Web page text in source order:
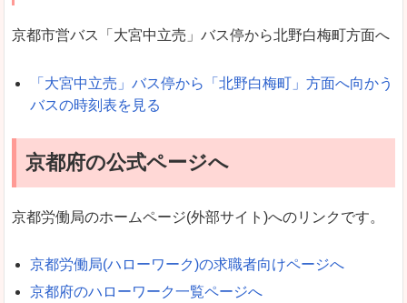
京都市営バス「大宮中立売」バス停から北野白梅町方面へ
「大宮中立売」バス停から「北野白梅町」方面へ向かう
バスの時刻表を見る
京都府の公式ページへ
京都労働局のホームページ(外部サイト)へのリンクです。
京都労働局(ハローワーク)の求職者向けページへ
京都府のハローワーク一覧ページへ